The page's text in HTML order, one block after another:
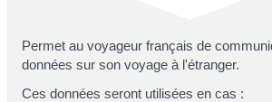
Permet au voyageur français de
données sur son voyage à l'étranger.
Ces données seront utilisées en cas :